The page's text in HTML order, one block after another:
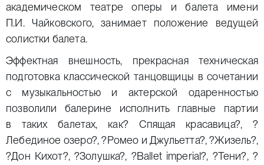
академическом театре оперы и балета имени
П.И. Чайковского, занимает положение ведущей
солистки балета.
Эффектная внешность, прекрасная техническая
подготовка классической танцовщицы в сочетании
с музыкальностью и актерской одаренностью
позволили балерине исполнить главные партии
в таких балетах, как? Спящая красавица?, ?
Лебединое озеро?, ?Ромео и Джульетта?, ?Жизель?,
?Дон Кихот?, ?Золушка?, ?Ballet imperial?, ?Тени?, ?